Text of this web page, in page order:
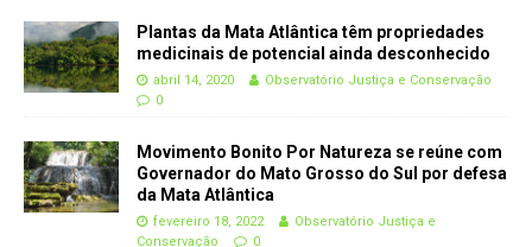
Plantas da Mata Atlântica têm propriedades
medicinais de potencial ainda desconhecido
abril 14, 2020
Observatório Justiça e Conservação
0
Movimento Bonito Por Natureza se reúne com
Governador do Mato Grosso do Sul por defesa
da Mata Atlântica
fevereiro 18, 2022
Observatório Justiça e
Conservação
0